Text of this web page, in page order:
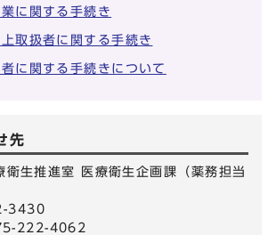
に関する手続き
取扱者に関する手続き
に関する手続きについて
先
衛生推進室 医療衛生企画課（薬務担当
3430
222-4062